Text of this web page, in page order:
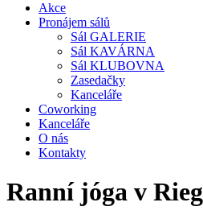
Akce
Pronájem sálů
Sál GALERIE
Sál KAVÁRNA
Sál KLUBOVNA
Zasedačky
Kanceláře
Coworking
Kanceláře
O nás
Kontakty
Ranní jóga v